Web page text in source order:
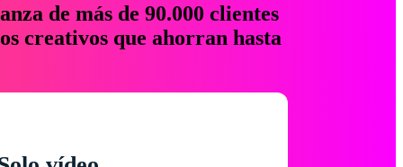
de más de 90.000 clientes
creativos que ahorran hasta